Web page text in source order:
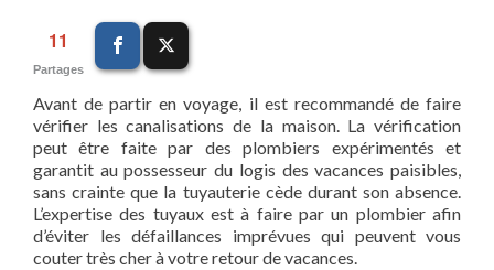
11
Partages
Avant de partir en voyage, il est recommandé de faire
vérifier les canalisations de la maison. La vérification
peut être faite par des plombiers expérimentés et
garantit au possesseur du logis des vacances paisibles,
sans crainte que la tuyauterie cède durant son absence.
L’expertise des tuyaux est à faire par un plombier afin
d’éviter les défaillances imprévues qui peuvent vous
couter très cher à votre retour de vacances.